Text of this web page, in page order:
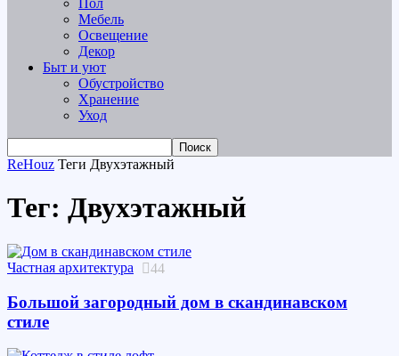
Пол
Мебель
Освещение
Декор
Быт и уют
Обустройство
Хранение
Уход
ReHouz Теги Двухэтажный
Тег: Двухэтажный
Частная архитектура 44
Большой загородный дом в скандинавском
стиле